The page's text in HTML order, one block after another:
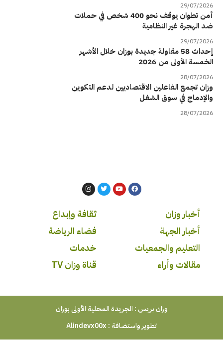
29/07/2026
أمن تطوان يوقف نحو 400 شخص في حملات
ضد الهجرة غير النظامية
29/07/2026
إحداث 58 مقاولة جديدة بوزان خلال الأشهر
الخمسة الأولى من 2026
28/07/2026
وزان تجمع الفاعلين الاقتصاديين لدعم التكوين
والإدماج في سوق الشغل
28/07/2026
أخبار وزان
أخبار الجهة
التعليم والجمعيات
مقالات وأراء
ثقافة وإبداع
فضاء الرياضة
خدمات
قناة وزان TV
وزان بريس : الجريدة المحلية الأولى بوزان
تطوير واستضافة : Alindevx00x